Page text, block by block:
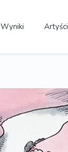
Wyniki Artyści